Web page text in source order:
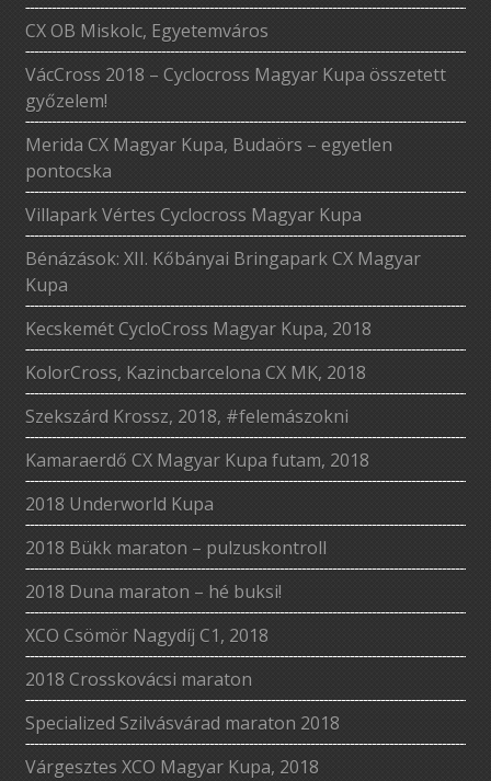
CX OB Miskolc, Egyetemváros
VácCross 2018 – Cyclocross Magyar Kupa összetett
győzelem!
Merida CX Magyar Kupa, Budaörs – egyetlen
pontocska
Villapark Vértes Cyclocross Magyar Kupa
Bénázások: XII. Kőbányai Bringapark CX Magyar
Kupa
Kecskemét CycloCross Magyar Kupa, 2018
KolorCross, Kazincbarcelona CX MK, 2018
Szekszárd Krossz, 2018, #felemászokni
Kamaraerdő CX Magyar Kupa futam, 2018
2018 Underworld Kupa
2018 Bükk maraton – pulzuskontroll
2018 Duna maraton – hé buksi!
XCO Csömör Nagydíj C1, 2018
2018 Crosskovácsi maraton
Specialized Szilvásvárad maraton 2018
Várgesztes XCO Magyar Kupa, 2018